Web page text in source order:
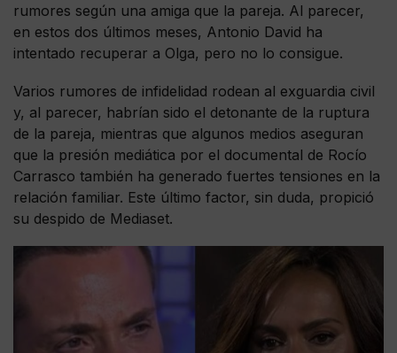
rumores según una amiga que la pareja. Al parecer,
en estos dos últimos meses, Antonio David ha
intentado recuperar a Olga, pero no lo consigue.
Varios rumores de infidelidad rodean al exguardia civil
y, al parecer, habrían sido el detonante de la ruptura
de la pareja, mientras que algunos medios aseguran
que la presión mediática por el documental de Rocío
Carrasco también ha generado fuertes tensiones en la
relación familiar. Este último factor, sin duda, propició
su despido de Mediaset.